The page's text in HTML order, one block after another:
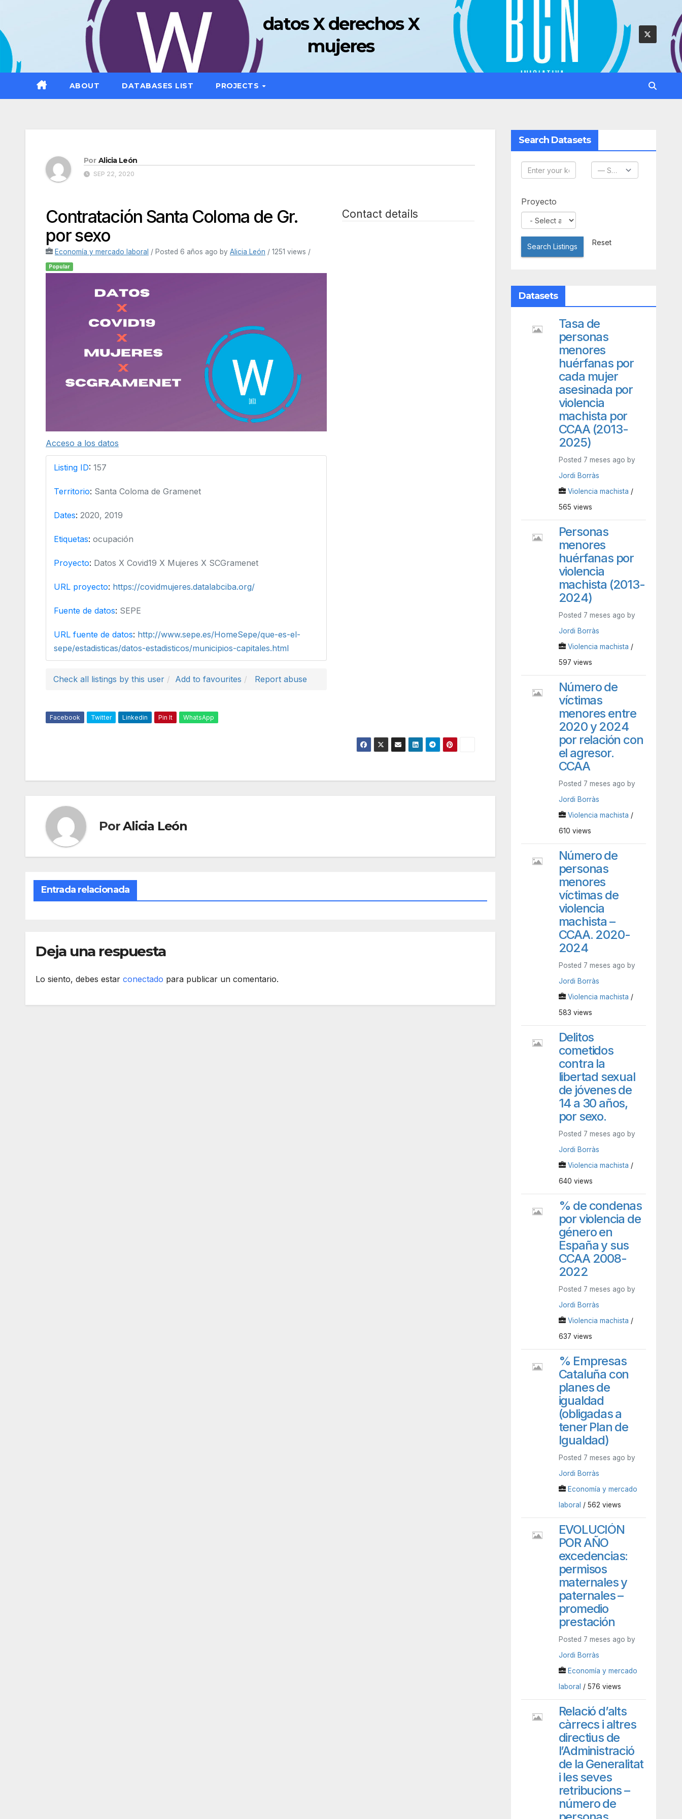
contenido
datos X derechos X
mujeres
ABOUT DATABASES LIST PROJECTS
Por Alicia León
SEP 22, 2020
Contratación Santa Coloma de Gr.
por sexo
Economía y mercado laboral / Posted 6 años ago by Alicia León / 1251 views /
Popular
Acceso a los datos
Listing ID: 157
Territorio: Santa Coloma de Gramenet
Dates: 2020, 2019
Etiquetas: ocupación
Proyecto: Datos X Covid19 X Mujeres X SCGramenet
URL proyecto: https://covidmujeres.datalabciba.org/
Fuente de datos: SEPE
URL fuente de datos: http://www.sepe.es/HomeSepe/que-es-el-
sepe/estadisticas/datos-estadisticos/municipios-capitales.html
Check all listings by this user Add to favourites Report abuse
Contact details
Facebook Twitter Linkedin Pin It WhatsApp
PorAlicia León
Entrada relacionada
Deja una respuesta
Lo siento, debes estar conectado para publicar un comentario.
Search Datasets
Proyecto
Search Listings Reset
Datasets
Tasa de
personas
menores
huérfanas por
cada mujer
asesinada por
violencia
machista por
CCAA (2013-
2025)
Posted 7 meses ago by
Jordi Borràs
Violencia machista /
565 views
Personas
menores
huérfanas por
violencia
machista (2013-
2024)
Posted 7 meses ago by
Jordi Borràs
Violencia machista /
597 views
Número de
víctimas
menores entre
2020 y 2024
por relación con
el agresor.
CCAA
Posted 7 meses ago by
Jordi Borràs
Violencia machista /
610 views
Número de
personas
menores
víctimas de
violencia
machista –
CCAA. 2020-
2024
Posted 7 meses ago by
Jordi Borràs
Violencia machista /
583 views
Delitos
cometidos
contra la
libertad sexual
de jóvenes de
14 a 30 años,
por sexo.
Posted 7 meses ago by
Jordi Borràs
Violencia machista /
640 views
% de condenas
por violencia de
género en
España y sus
CCAA 2008-
2022
Posted 7 meses ago by
Jordi Borràs
Violencia machista /
637 views
% Empresas
Cataluña con
planes de
igualdad
(obligadas a
tener Plan de
Igualdad)
Posted 7 meses ago by
Jordi Borràs
Economía y mercado
laboral / 562 views
EVOLUCIÓN
POR AÑO
excedencias:
permisos
maternales y
paternales –
promedio
prestación
Posted 7 meses ago by
Jordi Borràs
Economía y mercado
laboral / 576 views
Relació d’alts
càrrecs i altres
directius de
l’Administració
de la Generalitat
i les seves
retribucions –
número de